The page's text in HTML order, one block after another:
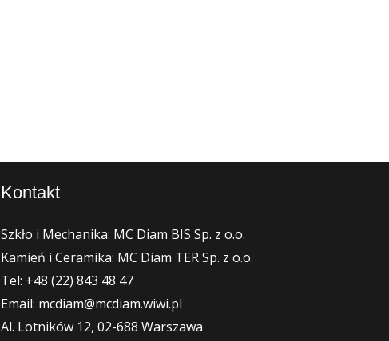
Kontakt
Szkło i Mechanika: MC Diam BIS Sp. z o.o.
Kamień i Ceramika: MC Diam TER Sp. z o.o.
Tel: +48 (22) 843 48 47
Email: mcdiam@mcdiam.wiwi.pl
Al. Lotników 12, 02-688 Warszawa